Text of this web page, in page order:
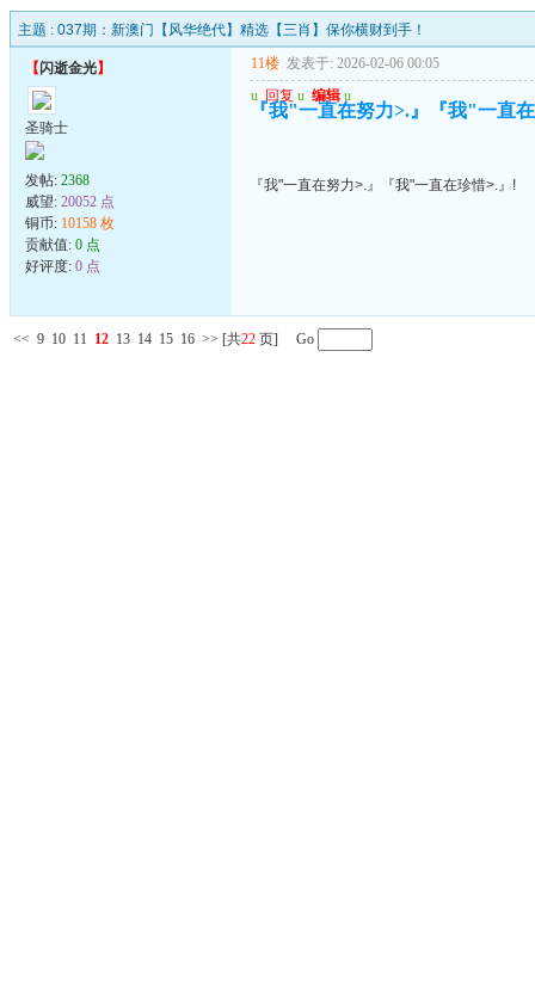
主题 : 037期：新澳门【风华绝代】精选【三肖】保你横财到手！
【闪逝金光】
圣骑士
发帖: 2368
威望: 20052 点
铜币: 10158 枚
贡献值: 0 点
好评度: 0 点
11楼 发表于: 2026-02-06 00:05
u 回复 u 编辑 u
『我"一直在努力>.』『我"一直
『我"一直在努力>.』『我"一直在珍惜>.』!
<< 9 10 11 12 13 14 15 16 >> [共22 页] Go